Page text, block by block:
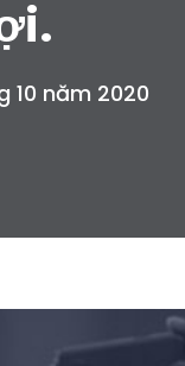
10 năm 2020